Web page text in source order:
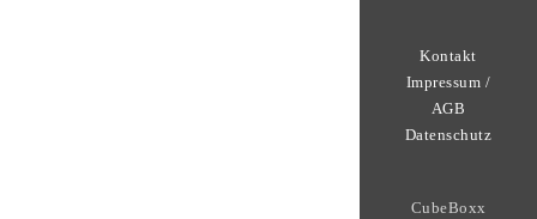
Kontakt
Impressum /
AGB
Datenschutz
CubeBoxx